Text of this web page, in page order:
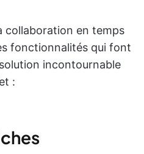
collaboration en temps
fonctionnalités qui font
incontournable
: